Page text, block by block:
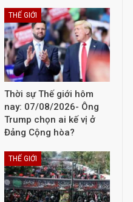
THẾ GIỚI
Thời sự Thế giới hôm
nay: 07/08/2026- Ông
Trump chọn ai kế vị ở
Đảng Cộng hòa?
THẾ GIỚI